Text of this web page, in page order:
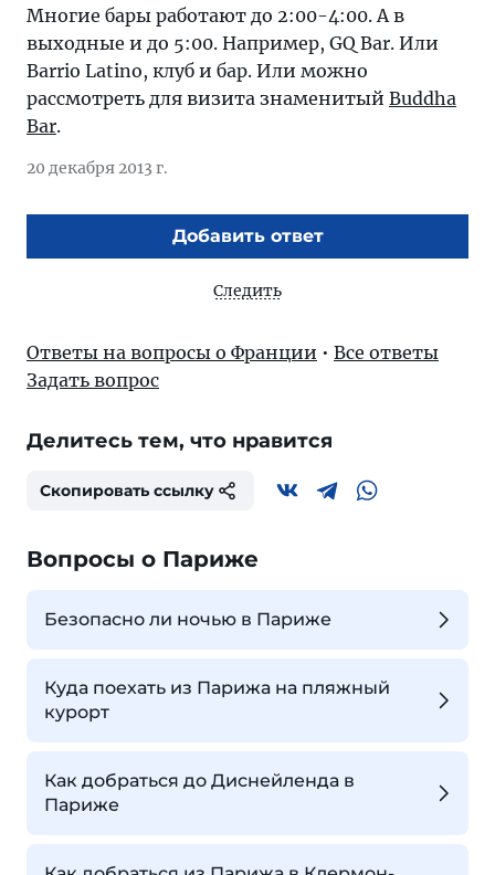
Многие бары работают до 2:00-4:00. А в
выходные и до 5:00. Например, GQ Bar. Или
Barrio Latino, клуб и бар. Или можно
рассмотреть для визита знаменитый Buddha
Bar.
20 декабря 2013 г.
Добавить ответ
Следить
Ответы на вопросы о Франции • Все ответы
Задать вопрос
Делитесь тем, что нравится
Скопировать ссылку
Вопросы о Париже
Безопасно ли ночью в Париже
Куда поехать из Парижа на пляжный
курорт
Как добраться до Диснейленда в
Париже